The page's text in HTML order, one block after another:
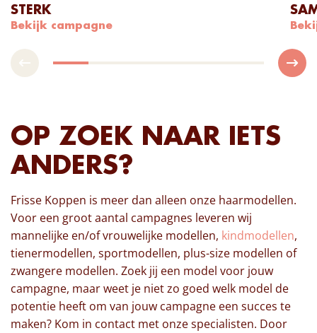
STERK
Bekijk campagne
OP ZOEK NAAR IETS
ANDERS?
Frisse Koppen is meer dan alleen onze haarmodellen.
Voor een groot aantal campagnes leveren wij
mannelijke en/of vrouwelijke modellen, kindmodellen,
tienermodellen, sportmodellen, plus-size modellen of
zwangere modellen. Zoek jij een model voor jouw
campagne, maar weet je niet zo goed welk model de
potentie heeft om van jouw campagne een succes te
maken? Kom in contact met onze specialisten. Door